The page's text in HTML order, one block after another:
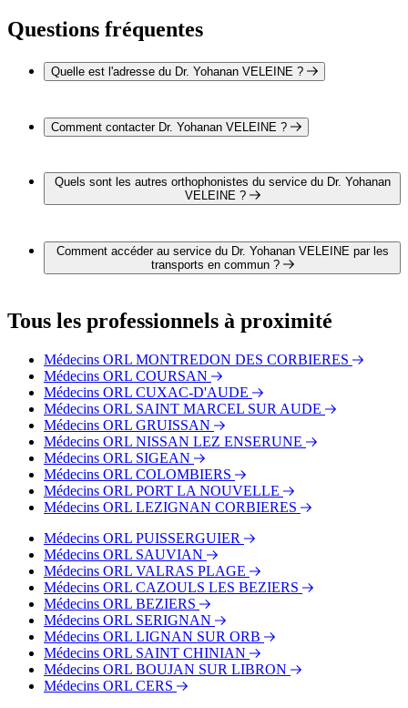
Questions fréquentes
Quelle est l'adresse du Dr. Yohanan VELEINE ?
Docteur Lacroix 11100 NARBONNE
Comment contacter Dr. Yohanan VELEINE ?
téléphone au 04 68 42 60 00.
Quels sont les autres orthophonistes du service du Dr. Yohanan
VELEINE ?
Dr. Yohanan VELEINE :
Dr. Nicolas GRESILLON
Pr. Marc MAKEIEFF
Comment accéder au service du Dr. Yohanan VELEINE par les
transports en commun ?
des arrêts suivants :
Bus - Turenne
Bus - Montmorency
Tous les professionnels à proximité
Médecins ORL MONTREDON DES CORBIERES
Médecins ORL COURSAN
Médecins ORL CUXAC-D'AUDE
Médecins ORL SAINT MARCEL SUR AUDE
Médecins ORL GRUISSAN
Médecins ORL NISSAN LEZ ENSERUNE
Médecins ORL SIGEAN
Médecins ORL COLOMBIERS
Médecins ORL PORT LA NOUVELLE
Médecins ORL LEZIGNAN CORBIERES
Médecins ORL PUISSERGUIER
Médecins ORL SAUVIAN
Médecins ORL VALRAS PLAGE
Médecins ORL CAZOULS LES BEZIERS
Médecins ORL BEZIERS
Médecins ORL SERIGNAN
Médecins ORL LIGNAN SUR ORB
Médecins ORL SAINT CHINIAN
Médecins ORL BOUJAN SUR LIBRON
Médecins ORL CERS